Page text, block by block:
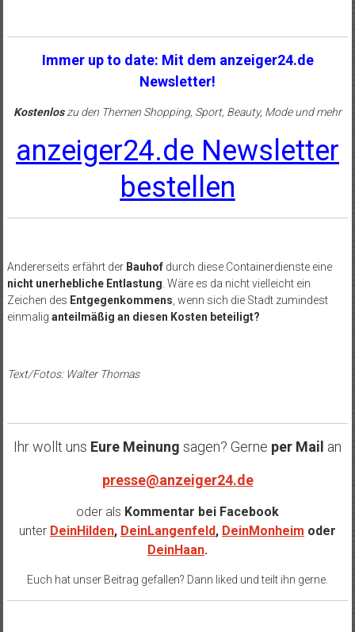
Immer up to date: Mit dem anzeiger24.de
Newsletter!
Kostenloszu den Themen Shopping, Sport, Beauty, Mode und mehr
anzeiger24.de Newsletter
bestellen
Andererseits erfährt der Bauhofdurch diese Containerdienste eine
nicht unerhebliche Entlastung . Wäre es da nicht vielleicht ein
Zeichen des Entgegenkommens , wenn sich die Stadt zumindest
einmalig anteilmäßig an diesen Kosten beteiligt?
Text/Fotos: Walter Thomas
Ihr wollt uns Eure Meinung sagen? Gerne per Mail an
presse@anzeiger24.de
oder als Kommentar bei Facebook
unter DeinHilden, DeinLangenfeld, DeinMonheim oder
DeinHaan.
Euch hat unser Beitrag gefallen? Dann liked und teilt ihn gerne.